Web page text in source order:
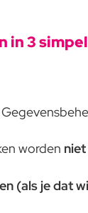
in 3
worden
(als je dat